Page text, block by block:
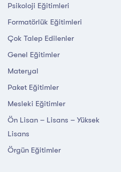
Psikoloji Eğitimleri
Formatörlük Eğitimleri
Çok Talep Edilenler
Genel Eğitimler
Materyal
Paket Eğitimler
Mesleki Eğitimler
Ön Lisan – Lisans – Yüksek
Lisans
Örgün Eğitimler